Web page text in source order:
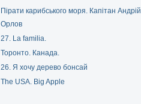
Пірати карибського моря. Капітан Андрій
Орлов
27. La familia.
Торонто. Канада.
26. Я хочу дерево бонсай
The USA. Big Apple